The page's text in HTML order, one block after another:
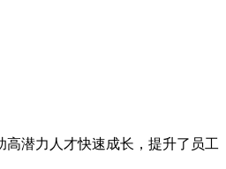
潜力人才快速成长，提升了员工